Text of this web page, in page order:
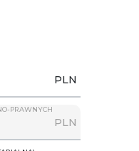
PLN
PRAWNYCH
PLN